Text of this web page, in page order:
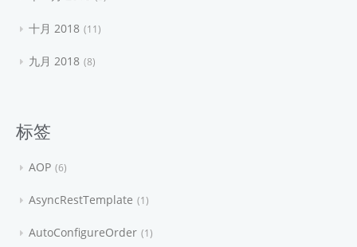
十月 2018 11
九月 2018 8
标签
AOP 6
AsyncRestTemplate 1
AutoConfigureOrder 1